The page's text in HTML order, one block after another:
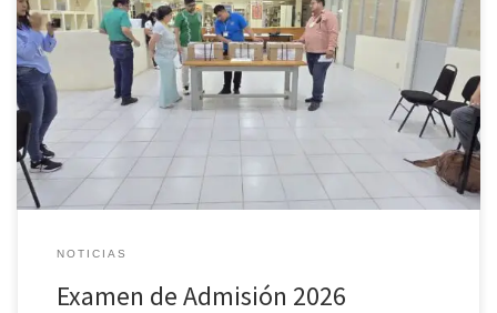
parte de nuestra comunidad educativa y prepararse para ejercer
con compromiso, responsabilidad y vocación la noble labor
docente. Agradecemos la participación de todas y todos los
sustentantes, así como el trabajo del personal académico,
administrativo y de apoyo que hizo posible el desarrollo
ordenado y exitoso de esta importante jornada. Les deseamos
mucho éxito en esta etapa de su formación profesional y
reconocemos el […]
NOTICIAS
Examen de Admisión 2026